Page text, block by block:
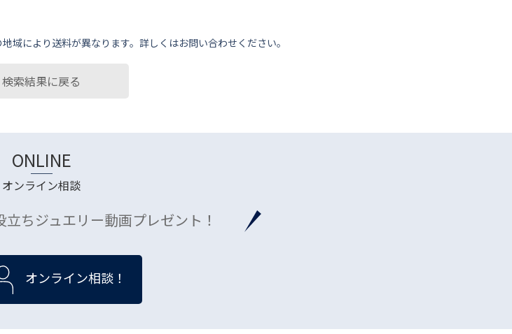
域により送料が異なります。詳しくはお問い合わせください。
検索結果に戻る
ONLINE
オンライン相談
ちジュエリー動画プレゼント！
オンライン相談！